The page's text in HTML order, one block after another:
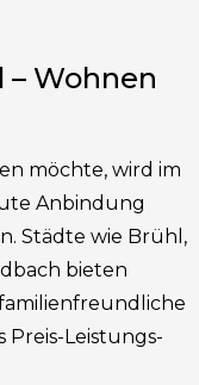
Wohnen
möchte, wird im
Anbindung
Städte wie Brühl,
bieten
Leistungs-